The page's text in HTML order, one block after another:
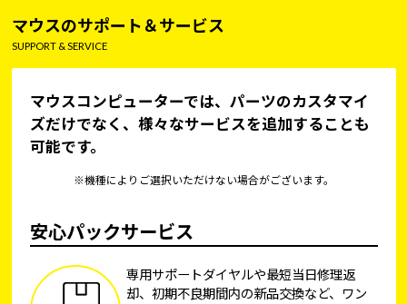
マウスのサポート＆サービス
SUPPORT & SERVICE
マウスコンピューターでは、パーツのカスタマイ
ズだけでなく、様々なサービスを追加することも
可能です。
※機種によりご選択いただけない場合がございます。
安心パックサービス
専用サポートダイヤルや最短当日修理返
却、初期不良期間内の新品交換など、ワン